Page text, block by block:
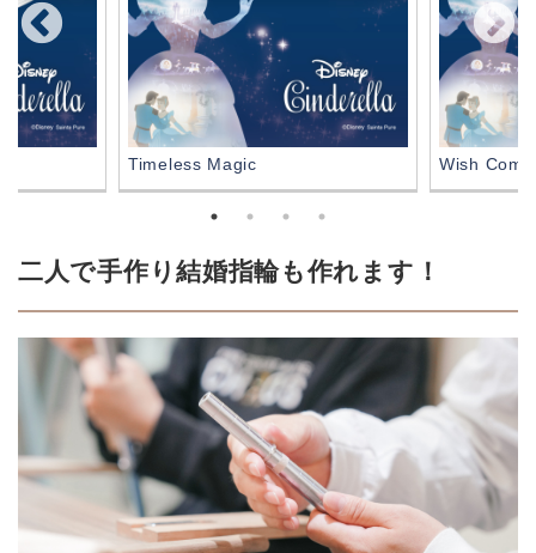
Timeless Magic Wish
二人で手作り結婚指輪も作れます！